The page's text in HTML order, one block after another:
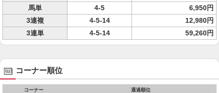
馬単
4-5
6,950円
3連複
4-5-14
12,980円
3連単
4-5-14 59,260円
コーナー順位
コーナー 通過順位